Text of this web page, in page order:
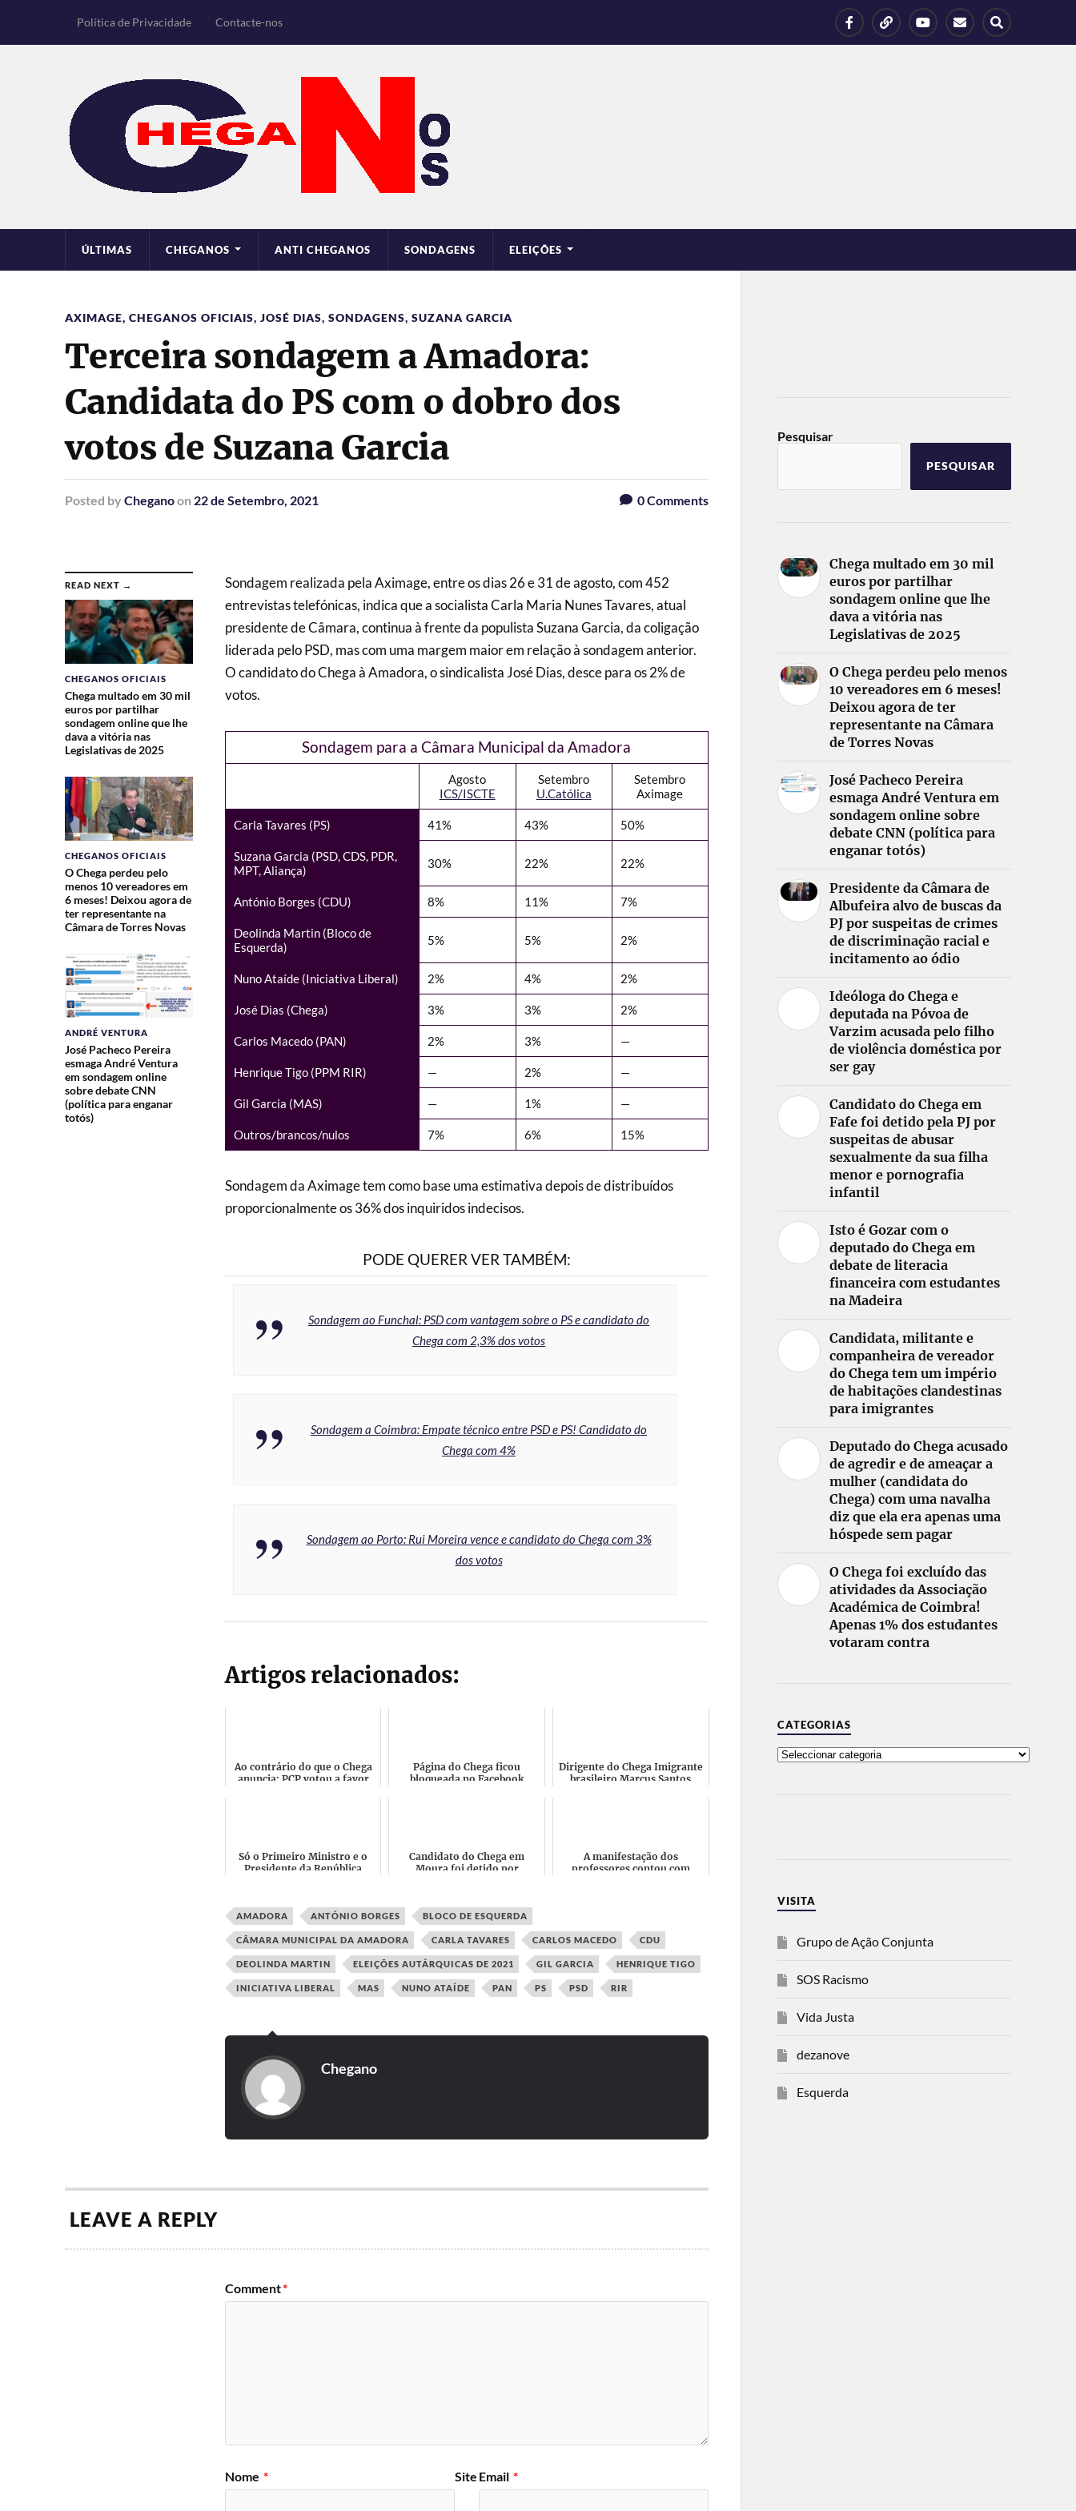
Política de Privacidade Contacte-nos
ÚLTIMAS CHEGANOS ANTI CHEGANOS SONDAGENS ELEIÇÕES
AXIMAGE, CHEGANOS OFICIAIS, JOSÉ DIAS, SONDAGENS, SUZANA GARCIA
Terceira sondagem a Amadora:
Candidata do PS com o dobro dos
votos de Suzana Garcia
Posted by Cheganoon 22 de Setembro, 2021 0Comments
READ NEXT →
CHEGANOS OFICIAIS
Chega multado em 30 mil
euros por partilhar
sondagem online que lhe
dava a vitória nas
Legislativas de 2025
CHEGANOS OFICIAIS
O Chega perdeu pelo
menos 10 vereadores em
6 meses! Deixou agora de
ter representante na
Câmara de Torres Novas
ANDRÉ VENTURA
José Pacheco Pereira
esmaga André Ventura
em sondagem online
sobre debate CNN
(política para enganar
totós)
Sondagem realizada pela Aximage, entre os dias 26 e 31 de agosto, com 452
entrevistas telefónicas, indica que a socialista Carla Maria Nunes Tavares, atual
presidente de Câmara, continua à frente da populista Suzana Garcia, da coligação
liderada pelo PSD, mas com uma margem maior em relação à sondagem anterior.
O candidato do Chega à Amadora, o sindicalista José Dias, desce para os 2% de
votos.
Sondagem para a Câmara Municipal da Amadora
Agosto
ICS/ISCTE
Setembro
U.Católica
Setembro
Aximage
Carla Tavares (PS) 41% 43% 50%
Suzana Garcia (PSD, CDS, PDR,
MPT, Aliança)
30% 22% 22%
António Borges (CDU) 8% 11% 7%
Deolinda Martin (Bloco de
Esquerda)
5% 5% 2%
Nuno Ataíde (Iniciativa Liberal) 2% 4% 2%
José Dias (Chega) 3% 3% 2%
Carlos Macedo (PAN) 2% 3% —
Henrique Tigo (PPM RIR) — 2% —
Gil Garcia (MAS) — 1% —
Outros/brancos/nulos 7% 6% 15%
Sondagem da Aximage tem como base uma estimativa depois de distribuídos
proporcionalmente os 36% dos inquiridos indecisos.
PODE QUERER VER TAMBÉM:
Sondagem ao Funchal: PSD com vantagem sobre o PS e candidato do
Chega com 2,3% dos votos
Sondagem a Coimbra: Empate técnico entre PSD e PS! Candidato do
Chega com 4%
Sondagem ao Porto: Rui Moreira vence e candidato do Chega com 3%
dos votos
Artigos relacionados:
Ao contrário do que o Chega
anuncia: PCP votou a favor
Página do Chega ficou
bloqueada no Facebook
Dirigente do Chega Imigrante
brasileiro Marcus Santos
Só o Primeiro Ministro e o
Presidente da República
Candidato do Chega em
Moura foi detido por
A manifestação dos
professores contou com
AMADORA ANTÓNIO BORGES BLOCO DE ESQUERDA
CÂMARA MUNICIPAL DA AMADORA CARLA TAVARES CARLOS MACEDO CDU
DEOLINDA MARTIN ELEIÇÕES AUTÁRQUICAS DE 2021 GIL GARCIA HENRIQUE TIGO
INICIATIVA LIBERAL MAS NUNO ATAÍDE PAN PS PSD RIR
Chegano
LEAVE A REPLY
Comment*
Nome * Email *
Site
Pesquisar
PESQUISAR
Chega multado em 30 mil
euros por partilhar
sondagem online que lhe
dava a vitória nas
Legislativas de 2025
O Chega perdeu pelo menos
10 vereadores em 6 meses!
Deixou agora de ter
representante na Câmara
de Torres Novas
José Pacheco Pereira
esmaga André Ventura em
sondagem online sobre
debate CNN (política para
enganar totós)
Presidente da Câmara de
Albufeira alvo de buscas da
PJ por suspeitas de crimes
de discriminação racial e
incitamento ao ódio
Ideóloga do Chega e
deputada na Póvoa de
Varzim acusada pelo filho
de violência doméstica por
ser gay
Candidato do Chega em
Fafe foi detido pela PJ por
suspeitas de abusar
sexualmente da sua filha
menor e pornografia
infantil
Isto é Gozar com o
deputado do Chega em
debate de literacia
financeira com estudantes
na Madeira
Candidata, militante e
companheira de vereador
do Chega tem um império
de habitações clandestinas
para imigrantes
Deputado do Chega acusado
de agredir e de ameaçar a
mulher (candidata do
Chega) com uma navalha
diz que ela era apenas uma
hóspede sem pagar
O Chega foi excluído das
atividades da Associação
Académica de Coimbra!
Apenas 1% dos estudantes
votaram contra
CATEGORIAS
VISITA
Grupo de Ação Conjunta
SOS Racismo
Vida Justa
dezanove
Esquerda